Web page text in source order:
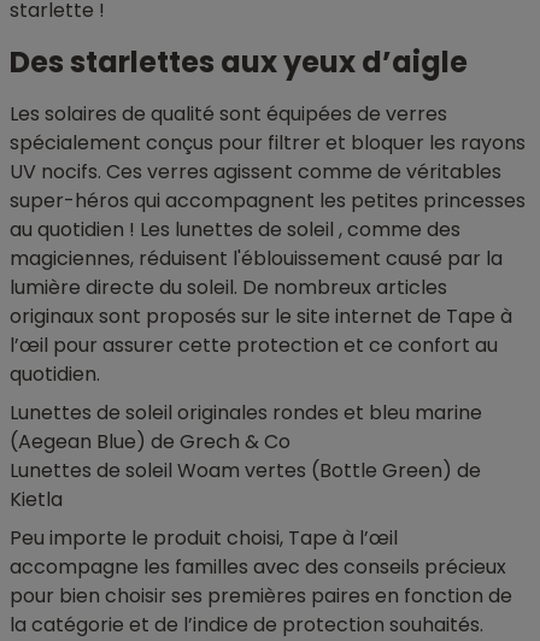
starlette !
Des starlettes aux yeux d’aigle
Les solaires de qualité sont équipées de verres
spécialement conçus pour filtrer et bloquer les rayons
UV nocifs. Ces verres agissent comme de véritables
super-héros qui accompagnent les petites princesses
au quotidien ! Les lunettes de soleil , comme des
magiciennes, réduisent l'éblouissement causé par la
lumière directe du soleil. De nombreux articles
originaux sont proposés sur le site internet de Tape à
l’œil pour assurer cette protection et ce confort au
quotidien.
Lunettes de soleil originales rondes et bleu marine
(Aegean Blue) de Grech & Co
Lunettes de soleil Woam vertes (Bottle Green) de
Kietla
Peu importe le produit choisi, Tape à l’œil
accompagne les familles avec des conseils précieux
pour bien choisir ses premières paires en fonction de
la catégorie et de l’indice de protection souhaités.